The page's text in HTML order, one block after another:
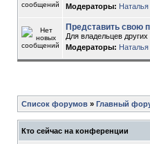
Модераторы: Наталья
Представить свою
Для владельцев других
Модераторы: Наталья
Список форумов » Главный
Кто сейчас на конференции